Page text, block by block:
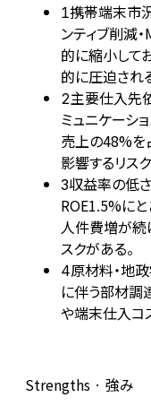
1携帯端末市
ンティブ削減
的に縮小して
的に圧迫され
2主要仕入先
ミュニケーシ
売上の48%を
影響するリス
3収益率の低
ROE1.5%に
人件費増が続
スクがある。
4原材料・地
に伴う部材調
や端末仕入コ
Strengths · 強み